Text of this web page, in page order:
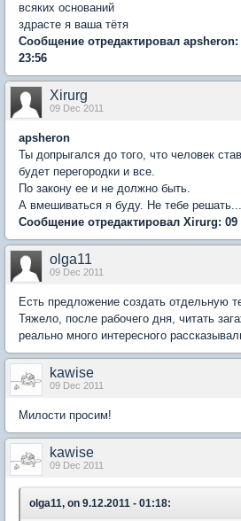
всяких оснований
здрасте я ваша тётя
Сообщение отредактировал apsheron:
23:56
Xirurg
09 Dec 2011
apsheron
Ты допрыгался до того, что человек
будет перегородки и все.
По закону ее и не должно быть.
А вмешиваться я буду. Не тебе решать...
Сообщение отредактировал Xirurg: 09
olga11
09 Dec 2011
Есть предложение создать отдельную
Тяжело, после рабочего дня, читать
реально много интересного
kawise
09 Dec 2011
Милости просим!
kawise
09 Dec 2011
olga11, on 9.12.2011 - 01:18: